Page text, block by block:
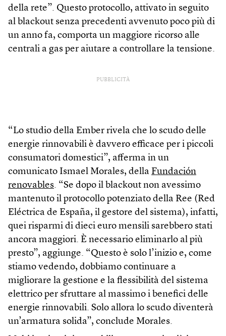
della rete”. Questo protocollo, attivato in seguito
al blackout senza precedenti avvenuto poco più di
un anno fa, comporta un maggiore ricorso alle
centrali a gas per aiutare a controllare la tensione.
PUBBLICITÀ
“Lo studio della Ember rivela che lo scudo delle
energie rinnovabili è davvero efficace per i piccoli
consumatori domestici”, afferma in un
comunicato Ismael Morales, della Fundación
renovables. “Se dopo il blackout non avessimo
mantenuto il protocollo potenziato della Ree (Red
Eléctrica de España, il gestore del sistema), infatti,
quei risparmi di dieci euro mensili sarebbero stati
ancora maggiori. È necessario eliminarlo al più
presto”, aggiunge. “Questo è solo l’inizio e, come
stiamo vedendo, dobbiamo continuare a
migliorare la gestione e la flessibilità del sistema
elettrico per sfruttare al massimo i benefici delle
energie rinnovabili. Solo allora lo scudo diventerà
un’armatura solida”, conclude Morales.